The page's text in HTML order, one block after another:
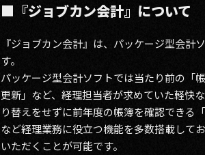
■『ジョブカン会計』について
『ジョブカン会計』は、パッケージ型会
す。
パッケージ型会計ソフトでは当たり前の「
更新」など、経理担当者が求めていた軽快
り替えをせずに前年度の帳簿を確認できる
など経理業務に役立つ機能を多数搭載して
いただくことが可能です。